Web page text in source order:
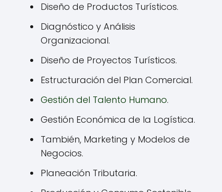
Diseño de Productos Turísticos.
Diagnóstico y Análisis
Organizacional.
Diseño de Proyectos Turísticos.
Estructuración del Plan Comercial.
Gestión del Talento Humano.
Gestión Económica de la Logística.
También, Marketing y Modelos de
Negocios.
Planeación Tributaria.